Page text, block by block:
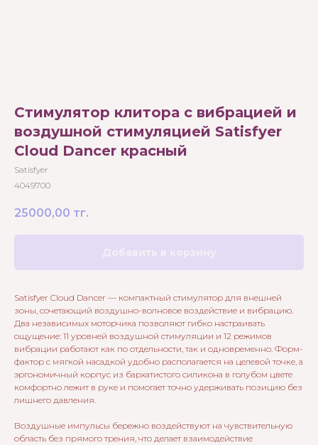
Стимулятор клитора с вибрацией и
воздушной стимуляцией Satisfyer
Cloud Dancer красный
Satisfyer
4049700
25000,00 тг.
Satisfyer Cloud Dancer — компактный стимулятор для внешней
зоны, сочетающий воздушно-волновое воздействие и вибрацию.
Два независимых моторчика позволяют гибко настраивать
ощущение: 11 уровней воздушной стимуляции и 12 режимов
вибрации работают как по отдельности, так и одновременно. Форм-
фактор с мягкой насадкой удобно располагается на целевой точке, а
эргономичный корпус из бархатистого силикона в голубом цвете
комфортно лежит в руке и помогает точно удерживать позицию без
лишнего давления.
Воздушные импульсы бережно воздействуют на чувствительную
область без прямого трения, что делает взаимодействие